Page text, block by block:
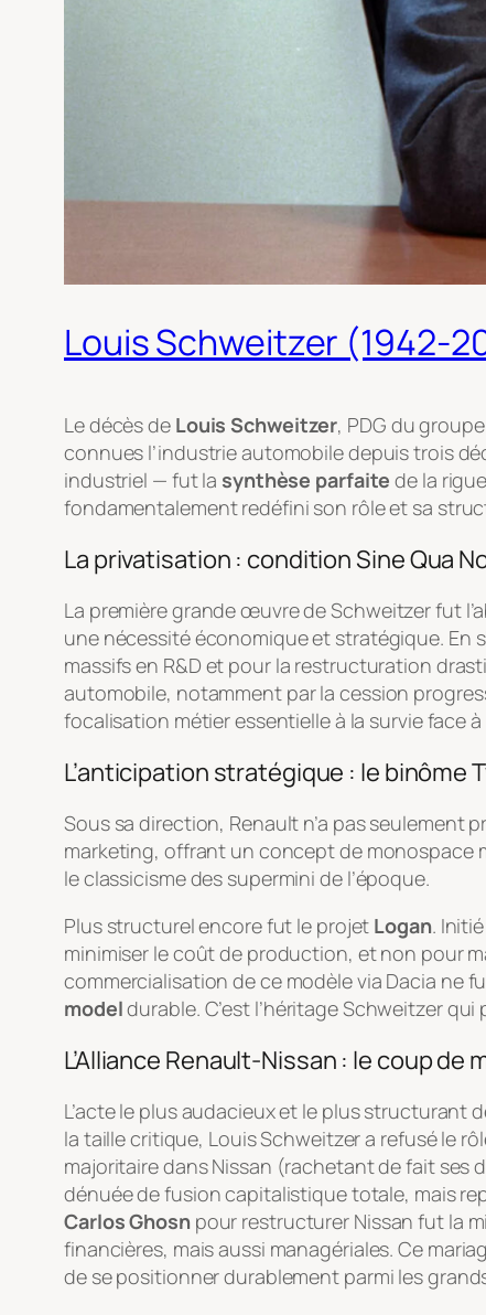
Louis Schweitzer (1942-
Le décès de Louis Schweitzer, PDG du
connues l’industrie automobile depuis trois
industriel — fut la synthèse parfaite de la
fondamentalement redéfini son rôle et sa
La privatisation : condition Sine Qua
La première grande œuvre de Schweitzer fut
une nécessité économique et stratégique. En
massifs en R&D et pour la restructuration
automobile, notamment par la cession
focalisation métier essentielle à la survie face
L’anticipation stratégique : le binôme
Sous sa direction, Renault n’a pas seulement
marketing, offrant un concept de monospace
le classicisme des supermini de l’époque.
Plus structurel encore fut le projet Logan.
minimiser le coût de production, et non pour
commercialisation de ce modèle via Dacia ne
modeldurable. C’est l’héritage Schweitzer
L’Alliance Renault-Nissan : le coup
L’acte le plus audacieux et le plus structurant
la taille critique, Louis Schweitzer a refusé le
majoritaire dans Nissan (rachetant de fait ses
dénuée de fusion capitalistique totale, mais
Carlos Ghosnpour restructurer Nissan fut la
financières, mais aussi managériales. Ce
de se positionner durablement parmi les